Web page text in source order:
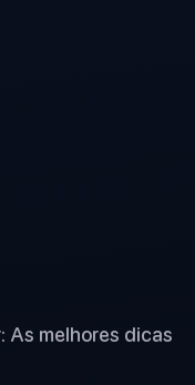
As melhores dicas